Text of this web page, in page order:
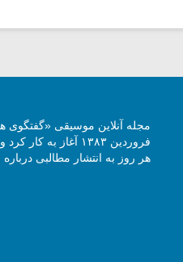
فروردین ۱۳۸۳ آغاز
هر روز به انتشار مطالبی